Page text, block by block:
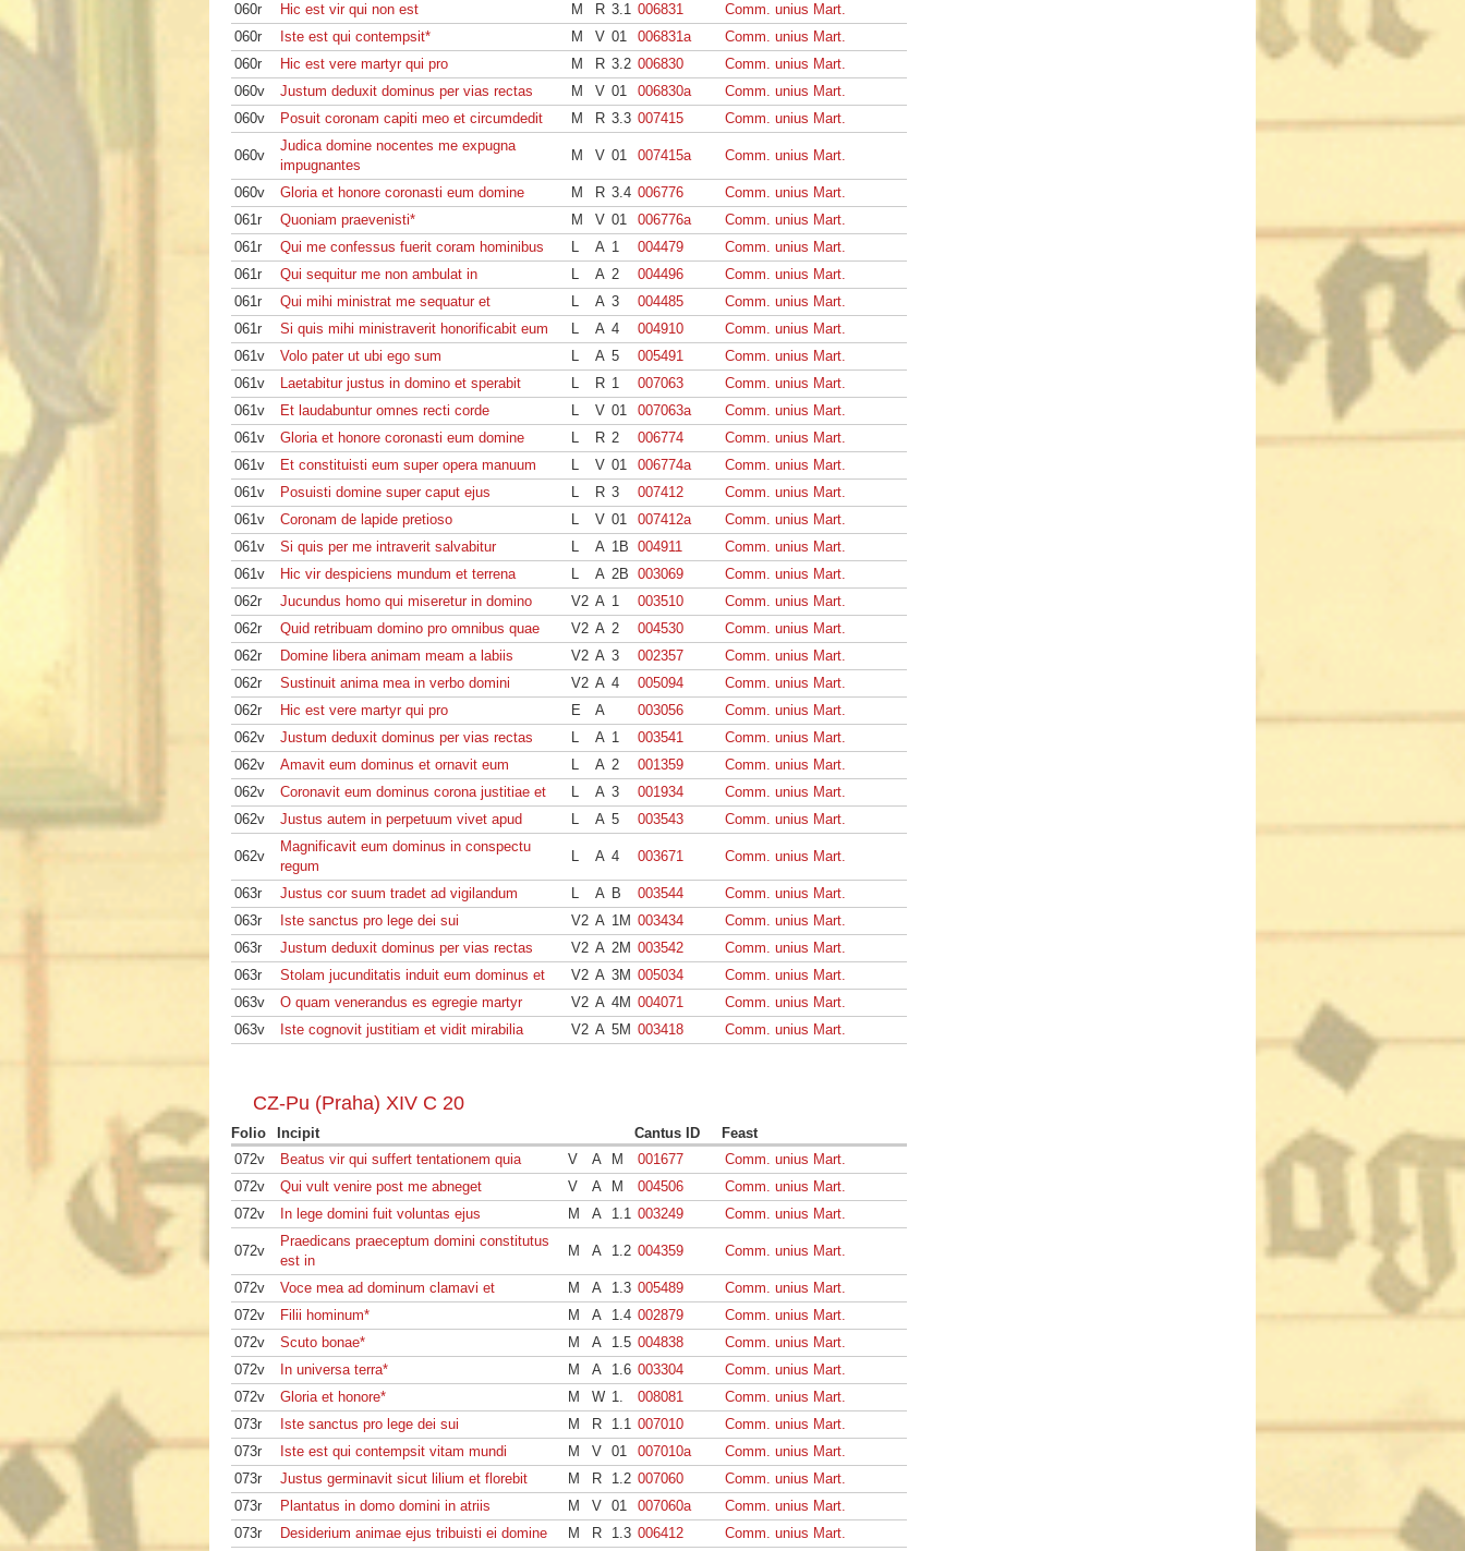
060r
Hic est vir qui non est M R 3.1 006831
Comm. unius Mart.
060r
Iste est qui contempsit* M V 01 006831a
Comm. unius Mart.
060r
Hic est vere martyr qui pro M R 3.2 006830
Comm. unius Mart.
060v
Justum deduxit dominus per vias rectas M V 01 006830a
Comm. unius Mart.
060v
Posuit coronam capiti meo et circumdedit M R 3.3 007415 Comm. unius Mart.
060v
Judica domine nocentes me expugna
impugnantes
M V 01 007415a Comm. unius Mart.
060v Gloria et honore coronasti eum domine M R 3.4 006776
Comm. unius Mart.
061r
Quoniam praevenisti* M V 01 006776a
Comm. unius Mart.
061r
Qui me confessus fuerit coram hominibus L A 1 004479
Comm. unius Mart.
061r
Qui sequitur me non ambulat in L A 2 004496
Comm. unius Mart.
061r
Qui mihi ministrat me sequatur et L A 3 004485
Comm. unius Mart.
061r
Si quis mihi ministraverit honorificabit eum L A 4 004910
Comm. unius Mart.
061v
Volo pater ut ubi ego sum L A 5 005491
Comm. unius Mart.
061v
Laetabitur justus in domino et sperabit L R 1 007063
Comm. unius Mart.
061v
Et laudabuntur omnes recti corde L V 01 007063a
Comm. unius Mart.
061v
Gloria et honore coronasti eum domine L R 2 006774
Comm. unius Mart.
061v
Et constituisti eum super opera manuum L V 01 006774a
Comm. unius Mart.
061v
Posuisti domine super caput ejus L R 3 007412
Comm. unius Mart.
061v
Coronam de lapide pretioso L V 01 007412a
Comm. unius Mart.
061v
Si quis per me intraverit salvabitur L A 1B 004911
Comm. unius Mart.
061v
Hic vir despiciens mundum et terrena L A 2B 003069
Comm. unius Mart.
062r
Jucundus homo qui miseretur in domino V2 A 1 003510
Comm. unius Mart.
062r
Quid retribuam domino pro omnibus quae V2 A 2 004530
Comm. unius Mart.
062r
Domine libera animam meam a labiis V2 A 3 002357
Comm. unius Mart.
062r
Sustinuit anima mea in verbo domini V2 A 4 005094
Comm. unius Mart.
062r
Hic est vere martyr qui pro E A 003056
Comm. unius Mart.
062v
Justum deduxit dominus per vias rectas L A 1 003541
Comm. unius Mart.
062v
Amavit eum dominus et ornavit eum L A 2 001359
Comm. unius Mart.
062v
Coronavit eum dominus corona justitiae et L A 3 001934
Comm. unius Mart.
062v
Justus autem in perpetuum vivet apud L A 5 003543 Comm. unius Mart.
062v
Magnificavit eum dominus in conspectu
regum
L A 4 003671 Comm. unius Mart.
063r Justus cor suum tradet ad vigilandum L A B 003544
Comm. unius Mart.
063r
Iste sanctus pro lege dei sui V2 A 1M 003434
Comm. unius Mart.
063r
Justum deduxit dominus per vias rectas V2 A 2M 003542
Comm. unius Mart.
063r
Stolam jucunditatis induit eum dominus et V2 A 3M 005034
Comm. unius Mart.
063v
O quam venerandus es egregie martyr V2 A 4M 004071
Comm. unius Mart.
063v
Iste cognovit justitiam et vidit mirabilia V2 A 5M 003418 Comm. unius Mart.
CZ-Pu (Praha) XIV C 20
Folio Incipit Cantus ID
Feast
072v
Beatus vir qui suffert tentationem quia V A M 001677
Comm. unius Mart.
072v
Qui vult venire post me abneget V A M 004506
Comm. unius Mart.
072v
In lege domini fuit voluntas ejus M A 1.1 003249 Comm. unius Mart.
072v
Praedicans praeceptum domini constitutus
est in
M A 1.2 004359 Comm. unius Mart.
072v Voce mea ad dominum clamavi et M A 1.3 005489
Comm. unius Mart.
072v
Filii hominum* M A 1.4 002879
Comm. unius Mart.
072v
Scuto bonae* M A 1.5 004838
Comm. unius Mart.
072v
In universa terra* M A 1.6 003304
Comm. unius Mart.
072v
Gloria et honore* M W 1. 008081
Comm. unius Mart.
073r
Iste sanctus pro lege dei sui M R 1.1 007010
Comm. unius Mart.
073r
Iste est qui contempsit vitam mundi M V 01 007010a
Comm. unius Mart.
073r
Justus germinavit sicut lilium et florebit M R 1.2 007060
Comm. unius Mart.
073r
Plantatus in domo domini in atriis M V 01 007060a
Comm. unius Mart.
073r
Desiderium animae ejus tribuisti ei domine M R 1.3 006412 Comm. unius Mart.